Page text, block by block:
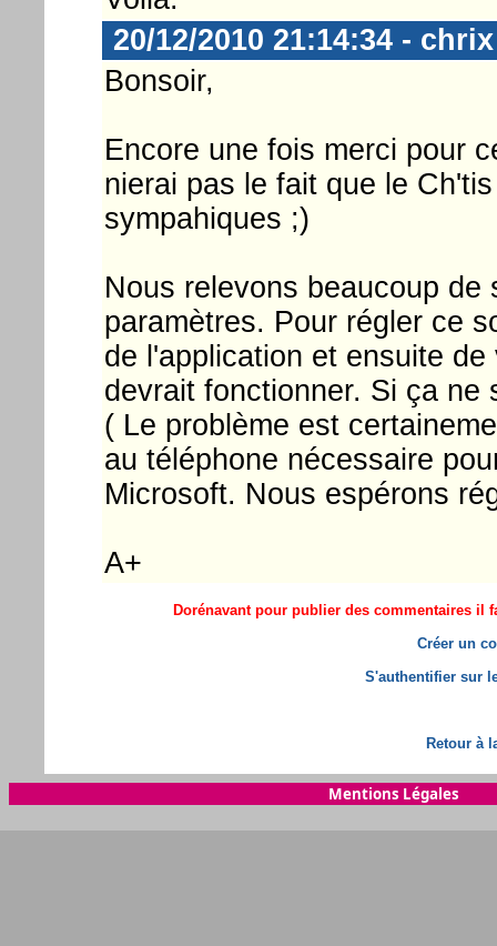
20/12/2010 21:14:34 - chrix
Bonsoir,
Encore une fois merci pour
nierai pas le fait que le
sympahiques ;)
Nous relevons beaucoup
paramètres. Pour régler ce
de l'application et ensuite
devrait fonctionner. Si ça
( Le problème est
au téléphone nécessaire
Microsoft. Nous espérons
A+
Dorénavant pour publier des commentaires il
Créer un
S'authentifier sur
Retour à
Mentions Légales